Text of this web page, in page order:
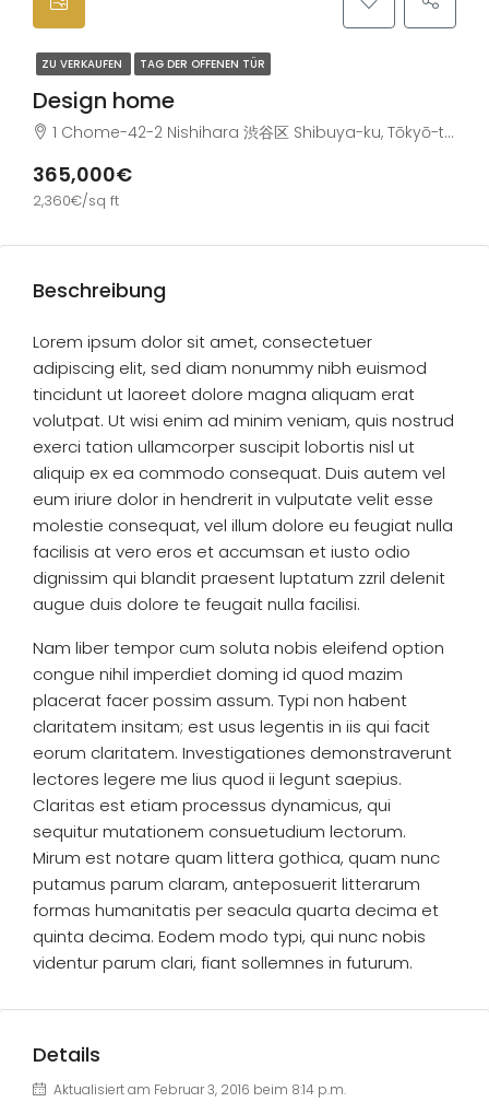
ZU VERKAUFEN TAG DER OFFENEN TÜR
Design home
1 Chome-42-2 Nishihara 渋谷区 Shibuya-ku, Tōkyō-to 151-0066 Japan
365,000€
2,360€/sq ft
Beschreibung
Lorem ipsum dolor sit amet, consectetuer
adipiscing elit, sed diam nonummy nibh euismod
tincidunt ut laoreet dolore magna aliquam erat
volutpat. Ut wisi enim ad minim veniam, quis nostrud
exerci tation ullamcorper suscipit lobortis nisl ut
aliquip ex ea commodo consequat. Duis autem vel
eum iriure dolor in hendrerit in vulputate velit esse
molestie consequat, vel illum dolore eu feugiat nulla
facilisis at vero eros et accumsan et iusto odio
dignissim qui blandit praesent luptatum zzril delenit
augue duis dolore te feugait nulla facilisi.
Nam liber tempor cum soluta nobis eleifend option
congue nihil imperdiet doming id quod mazim
placerat facer possim assum. Typi non habent
claritatem insitam; est usus legentis in iis qui facit
eorum claritatem. Investigationes demonstraverunt
lectores legere me lius quod ii legunt saepius.
Claritas est etiam processus dynamicus, qui
sequitur mutationem consuetudium lectorum.
Mirum est notare quam littera gothica, quam nunc
putamus parum claram, anteposuerit litterarum
formas humanitatis per seacula quarta decima et
quinta decima. Eodem modo typi, qui nunc nobis
videntur parum clari, fiant sollemnes in futurum.
Details
Aktualisiert am Februar 3, 2016 beim 8:14 p.m.